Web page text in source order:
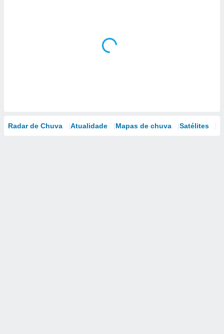
Radar de Chuva Atualidade Mapas de chuva Satélites